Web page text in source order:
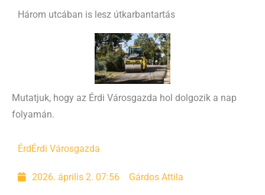
Három utcában is lesz útkarbantartás
Mutatjuk, hogy az Érdi Városgazda hol dolgozik a nap
folyamán.
Érd Érdi Városgazda
2026. április 2. 07:56 Gárdos Attila